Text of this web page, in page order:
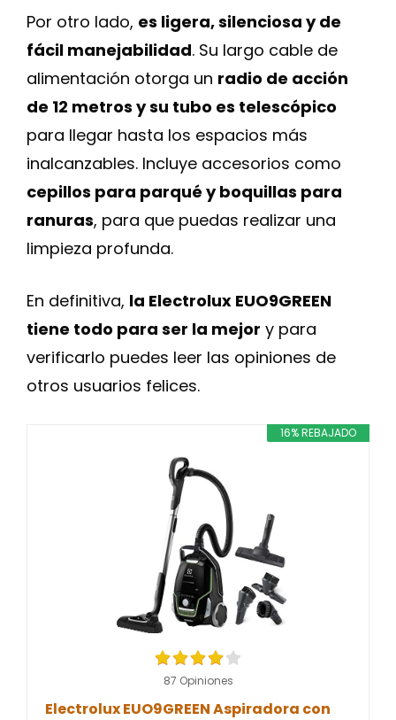
Por otro lado, es ligera, silenciosa y de
fácil manejabilidad. Su largo cable de
alimentación otorga un radio de acción
de 12 metros y su tubo es telescópico
para llegar hasta los espacios más
inalcanzables. Incluye accesorios como
cepillos para parqué y boquillas para
ranuras, para que puedas realizar una
limpieza profunda.
En definitiva, la Electrolux EUO9GREEN
tiene todo para ser la mejor y para
verificarlo puedes leer las opiniones de
otros usuarios felices.
16% REBAJADO
87 Opiniones
Electrolux EUO9GREEN Aspiradora con